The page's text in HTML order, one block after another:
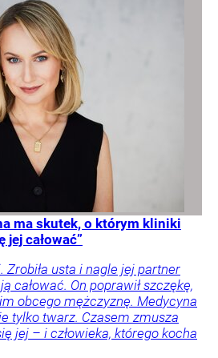
ma skutek, o którym kliniki
jej całować”
Zrobiła usta i nagle jej partner
całować. On poprawił szczękę,
obcego mężczyznę. Medycyna
tylko twarz. Czasem zmusza
jej – i człowieka, którego kocha